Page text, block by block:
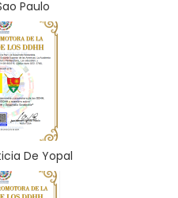
Paulo
De Yopal